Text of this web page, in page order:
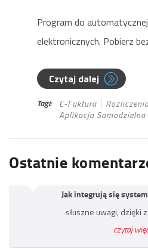
Program do
elektronicznych. Pobierz
Czytaj dalej
Tagi: E-Faktura
Aplikacja Samodzielna
Ostatnie
Jak integrują się
słuszne uwagi, dzięki
czytaj